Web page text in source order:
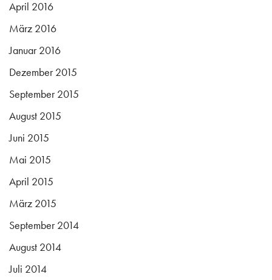
April 2016
März 2016
Januar 2016
Dezember 2015
September 2015
August 2015
Juni 2015
Mai 2015
April 2015
März 2015
September 2014
August 2014
Juli 2014